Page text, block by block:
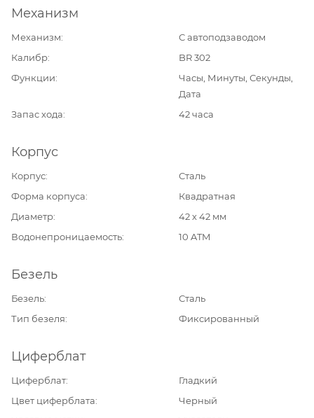
Механизм
Механизм
С автоподзаводом
Калибр
BR 302
Функции
Часы, Минуты, Секунды,
Дата
Запас хода
42 часа
Корпус
Корпус
Сталь
Форма корпуса
Квадратная
Диаметр
42 х 42 мм
Водонепроницаемость
10 ATM
Безель
Безель
Сталь
Тип безеля
Фиксированный
Циферблат
Циферблат
Гладкий
Цвет циферблата
Черный